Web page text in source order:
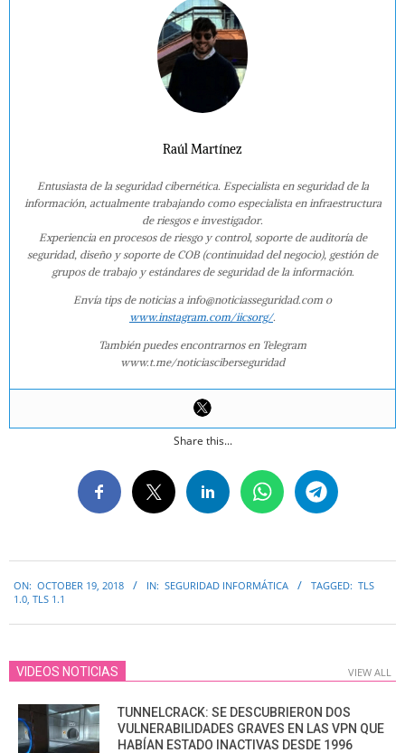
Raúl Martínez
Entusiasta de la seguridad cibernética. Especialista en seguridad de la
información, actualmente trabajando como especialista en infraestructura
de riesgos e investigador.
Experiencia en procesos de riesgo y control, soporte de auditoría de
seguridad, diseño y soporte de COB (continuidad del negocio), gestión de
grupos de trabajo y estándares de seguridad de la información.
Envía tips de noticias a info@noticiasseguridad.com o
www.instagram.com/iicsorg/.
También puedes encontrarnos en Telegram
www.t.me/noticiasciberseguridad
Share this...
10-
ON: OCTOBER 19, 2018 IN: SEGURIDAD INFORMÁTICA TAGGED: TLS
1.0, TLS 1.1
VIDEOS NOTICIAS VIEW ALL
TUNNELCRACK: SE DESCUBRIERON DOS
VULNERABILIDADES GRAVES EN LAS VPN QUE
HABÍAN ESTADO INACTIVAS DESDE 1996